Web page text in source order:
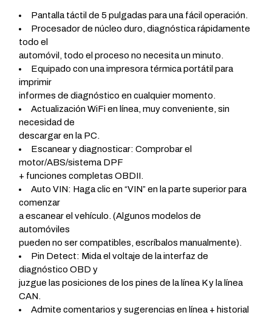
Pantalla táctil de 5 pulgadas para una fácil operación.
Procesador de núcleo duro, diagnóstica rápidamente
todo el
automóvil, todo el proceso no necesita un minuto.
Equipado con una impresora térmica portátil para
imprimir
informes de diagnóstico en cualquier momento.
Actualización WiFi en línea, muy conveniente, sin
necesidad de
descargar en la PC.
Escanear y diagnosticar: Comprobar el
motor/ABS/sistema DPF
+ funciones completas OBDII.
Auto VIN: Haga clic en “VIN” en la parte superior para
comenzar
a escanear el vehículo. (Algunos modelos de
automóviles
pueden no ser compatibles, escríbalos manualmente).
Pin Detect: Mida el voltaje de la interfaz de
diagnóstico OBD y
juzgue las posiciones de los pines de la línea K y la línea
CAN.
Admite comentarios y sugerencias en línea + historial